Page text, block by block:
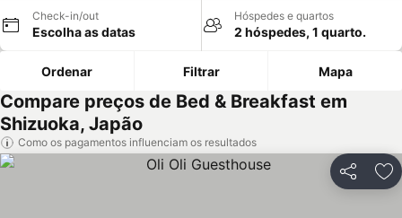
Check-in/out
Escolha as datas
Hóspedes e quartos
2 hóspedes, 1 quarto.
Ordenar Filtrar Mapa
Compare preços de Bed & Breakfast em
Shizuoka, Japão
Como os pagamentos influenciam os resultados
Partilhar